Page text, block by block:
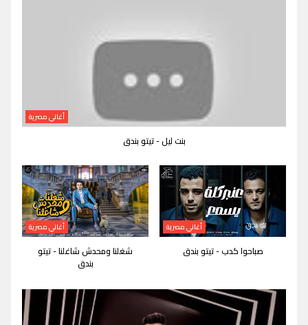
أغاني مصرية
بنت ليل - تيتو بندق
أغاني مصرية
صباحوا كدب - تيتو بندق
أغاني مصرية
شغلنا ومحدش شاغلنا - تيتو
بندق